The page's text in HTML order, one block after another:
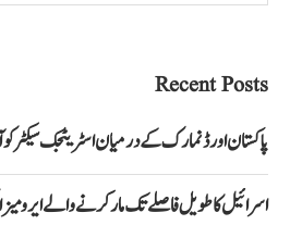
Recent Posts
پاکستان اور ڈنمارک کے درمیان اسٹریٹجک سیکٹر
اسرائیل کا طویل فاصلے تک مار کرنے والے ایرو